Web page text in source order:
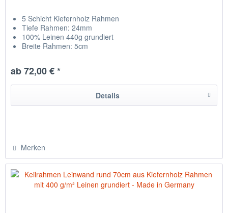
5 Schicht Kiefernholz Rahmen
Tiefe Rahmen: 24mm
100% Leinen 440g grundiert
Breite Rahmen: 5cm
ab 72,00 € *
Details
Merken